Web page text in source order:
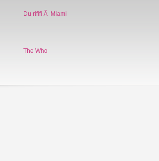
Du rififi Ã Miami
The Who